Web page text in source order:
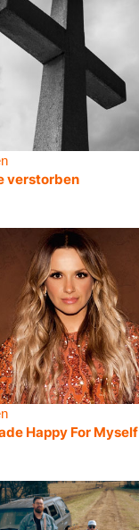
verstorben
Happy For Myself